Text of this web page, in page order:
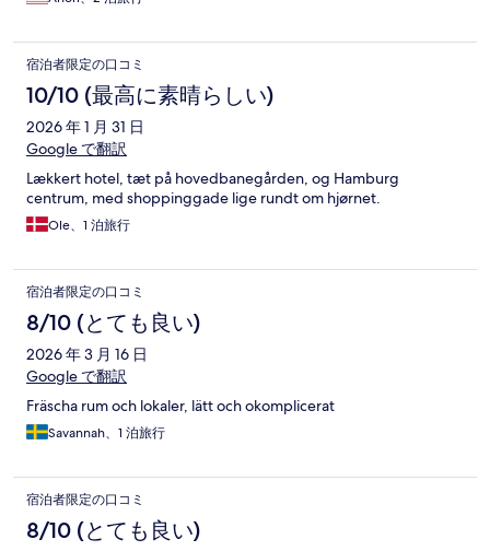
宿泊者限定の口コミ
10/10 (最高に素晴らしい)
2026 年 1 月 31 日
Google で翻訳
Lækkert hotel, tæt på hovedbanegården, og Hamburg
centrum, med shoppinggade lige rundt om hjørnet.
Ole、1 泊旅行
宿泊者限定の口コミ
8/10 (とても良い)
2026 年 3 月 16 日
Google で翻訳
Fräscha rum och lokaler, lätt och okomplicerat
Savannah、1 泊旅行
宿泊者限定の口コミ
8/10 (とても良い)